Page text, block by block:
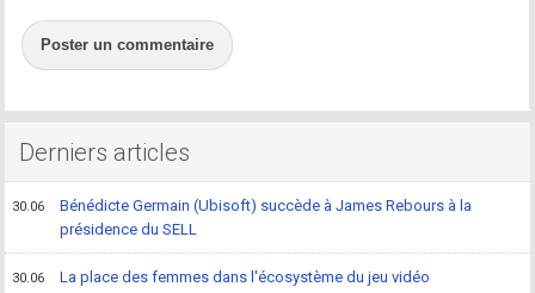
Poster un commentaire
Derniers articles
30.06
Bénédicte Germain (Ubisoft) succède à James Rebours à la
présidence du SELL
30.06 La place des femmes dans l'écosystème du jeu vidéo